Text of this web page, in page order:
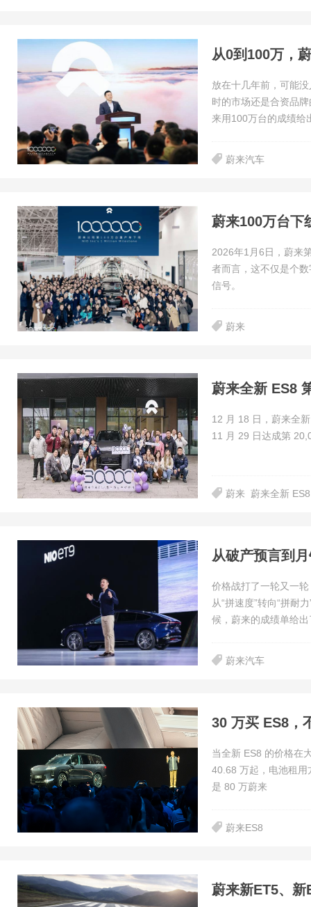
从0到100万，
放在十几年前，可能
时的市场还是合资品
来用100万台的成绩给
蔚来汽车
蔚来100万台下
2026年1月6日，蔚来
者而言，这不仅是个
信号。
蔚来
蔚来全新 ES8
12 月 18 日，蔚来全
11 月 29 日达成第
蔚来 蔚来全新
从破产预言到
价格战打了一轮又一轮
从“拼速度”转向“拼耐
候，蔚来的成绩单给
蔚来汽车
30 万买 ES8，
当全新 ES8 的价格在
40.68 万起，电池租
是 80 万蔚来
蔚来ES8